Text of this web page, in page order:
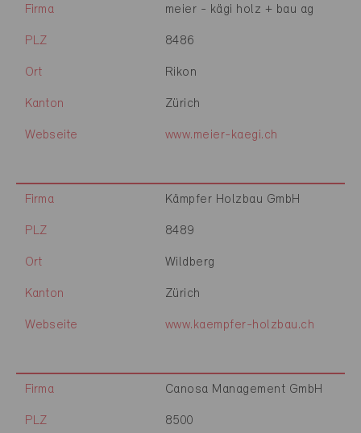
Firma meier - kägi holz + bau ag
PLZ 8486
Ort Rikon
Kanton Zürich
Webseite www.meier-kaegi.ch
Firma Kämpfer Holzbau GmbH
PLZ 8489
Ort Wildberg
Kanton Zürich
Webseite www.kaempfer-holzbau.ch
Firma Canosa Management GmbH
PLZ 8500